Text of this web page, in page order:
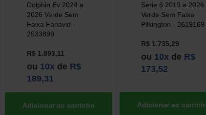
Dolphin Ev 2024 a
2026 Verde Sem
Faixa Fanavid -
2533899
R$ 1.893,11
ou 10x de R$
189,31
Serie 6 2019 a 2026
Verde Sem Faixa
Pilkington - 2619169
R$ 1.735,29
ou 10x de R$
173,52